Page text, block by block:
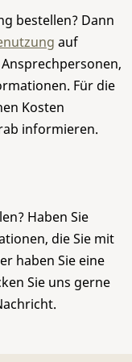
bestellen? Dann
auf
Für die
Kosten
informieren.
Haben Sie
die Sie mit
haben Sie eine
Sie uns gerne